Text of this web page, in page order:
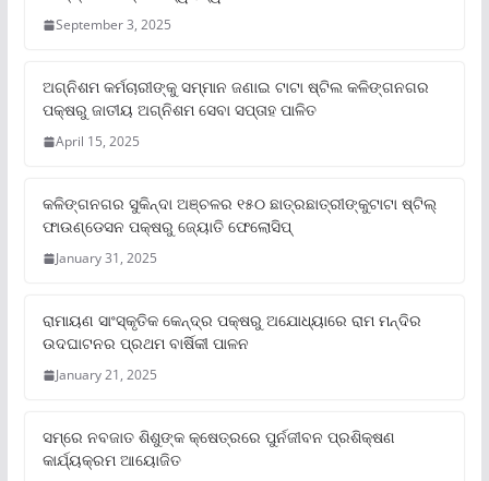
September 3, 2025
ଅଗ୍ନିଶମ କର୍ମଚାରୀଙ୍କୁ ସମ୍ମାନ ଜଣାଇ ଟାଟା ଷ୍ଟିଲ କଳିଙ୍ଗନଗର
ପକ୍ଷରୁ ଜାତୀୟ ଅଗ୍ନିଶମ ସେବା ସପ୍ତାହ ପାଳିତ
April 15, 2025
କଳିଙ୍ଗନଗର ସୁକିନ୍ଦା ଅଞ୍ଚଳର ୧୫୦ ଛାତ୍ରଛାତ୍ରୀଙ୍କୁଟାଟା ଷ୍ଟିଲ୍
ଫାଉଣ୍ଡେସନ ପକ୍ଷରୁ ଜ୍ୟୋତି ଫେଲୋସିପ୍‌
January 31, 2025
ରାମାୟଣ ସାଂସ୍କୃତିକ କେନ୍ଦ୍ର ପକ୍ଷରୁ ଅଯୋଧ୍ୟାରେ ରାମ ମନ୍ଦିର
ଉଦଘାଟନର ପ୍ରଥମ ବାର୍ଷିକୀ ପାଳନ
January 21, 2025
ସମ୍‌ରେ ନବଜାତ ଶିଶୁଙ୍କ କ୍ଷେତ୍ରରେ ପୁର୍ନଜୀବନ ପ୍ରଶିକ୍ଷଣ
କାର୍ଯ୍ୟକ୍ରମ ଆୟୋଜିତ